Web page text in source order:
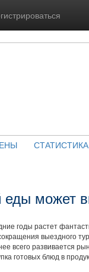
СТАТИСТИКА
еды может
годы растет
выездного
всего развивается
готовых блюд в